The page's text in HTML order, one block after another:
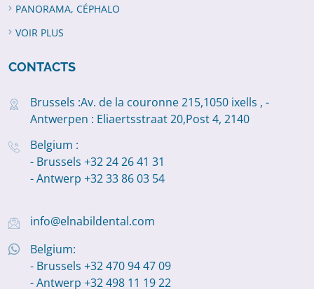
PANORAMA, CÉPHALO
VOIR PLUS
CONTACTS
Brussels :Av. de la couronne 215,1050 ixells , -
Antwerpen : Eliaertsstraat 20,Post 4, 2140
Belgium :
- Brussels +32 24 26 41 31
- Antwerp +32 33 86 03 54
info@elnabildental.com
Belgium:
- Brussels +32 470 94 47 09
- Antwerp +32 498 11 19 22